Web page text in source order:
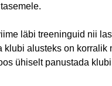
läbi treeninguid nii
klubi alusteks on korralik
ühiselt panustada